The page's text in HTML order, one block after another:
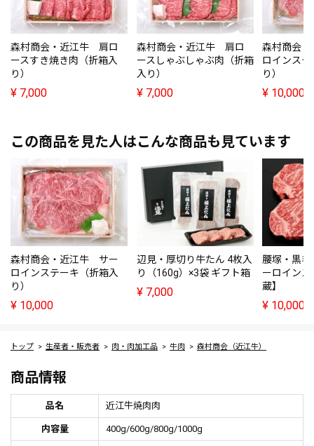
森村商会・近江牛 肩ロ
ースすき焼き肉（折箱入
り）
¥ 7,000
森村商会・近江牛 肩ロ
ースしゃぶしゃぶ肉（折箱
入り）
¥ 7,000
森村商会
ロインス
り）
¥ 10,000
この商品を見た人はこんな商品も見ています
森村商会・近江牛 サー
ロインステーキ（折箱入
り）
¥ 10,000
辺見・厚切り牛たん 4枚入
り（160g）×3袋 ギフト箱
¥ 7,000
腰塚・黒毛
ーロイン
蔵】
¥ 10,000
トップ 生産者・販売者 肉・肉加工品 牛肉 森村商会（近江牛）
商品情報
品名 近江牛焼肉肉
内容量 400g/600g/800g/1000g